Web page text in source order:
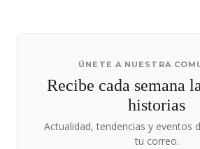
ÚNETE A NUESTRA
Recibe cada semana
historias
Actualidad, tendencias y eventos
tu correo.